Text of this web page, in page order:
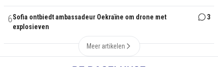
6Sofia ontbiedt ambassadeur Oekraïne om drone met
explosieven
3
Meer artikelen